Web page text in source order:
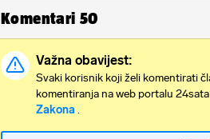
Komentari 50
Važna obavijest:
Svaki korisnik koji želi komentirati
komentiranja na web portalu
Zakona .